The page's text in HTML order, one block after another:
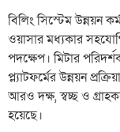
বিলিং সিস্টেম উন্নয়ন
ওয়াসার মধ্যকার
পদক্ষেপ। মিটার
প্ল্যাটফর্মের উন্নয়ন
আরও দক্ষ, স্বচ্ছ ও
হয়েছে।